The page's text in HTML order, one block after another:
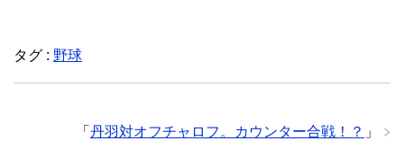
タグ : 野球
「 丹羽対オフチャロフ。カウンター合戦！？ 」